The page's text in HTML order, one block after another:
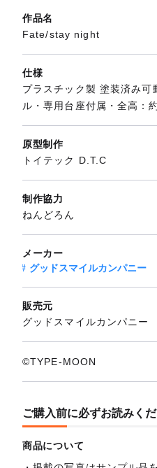
作品名
Fate/stay night
仕様
プラスチック製 塗装済み可
ル・専用台座付属・全高：
原型制作
トイテック D.T.C
制作協力
ねんどろん
メーカー
グッドスマイルカンパニー
販売元
グッドスマイルカンパニー
©TYPE-MOON
ご購入前に必ずお読みく
商品について